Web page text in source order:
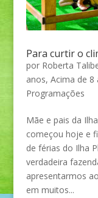
Para curtir o
por Roberta
anos, Acima de 8
Programações
Mãe e pais da
começou hoje e
de férias do Ilha
verdadeira
apresentarmos
em muitos...